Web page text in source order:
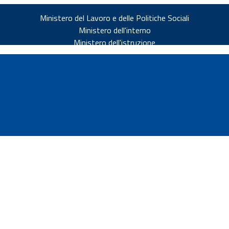
Ministero del Lavoro e delle Politiche Sociali
Ministero dell'interno
Ministero dell'istruzione